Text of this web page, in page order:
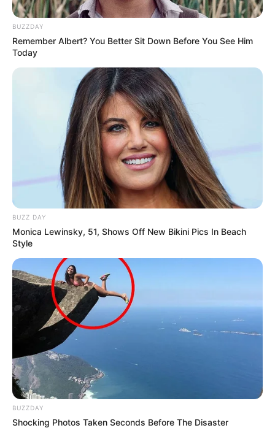
BUZZDAY
Remember Albert? You Better Sit Down Before You See Him
Today
BUZZ DAY
Monica Lewinsky, 51, Shows Off New Bikini Pics In Beach
Style
BUZZDAY
Shocking Photos Taken Seconds Before The Disaster